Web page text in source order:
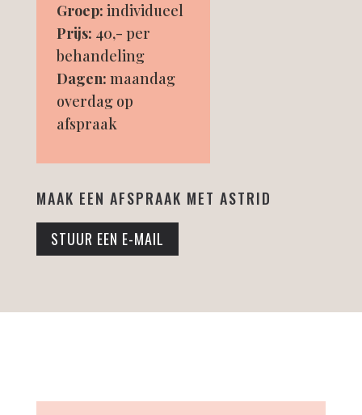
Groep: individueel
Prijs: 40,- per
behandeling
Dagen: maandag
overdag op
afspraak
MAAK EEN AFSPRAAK MET ASTRID
STUUR EEN E-MAIL